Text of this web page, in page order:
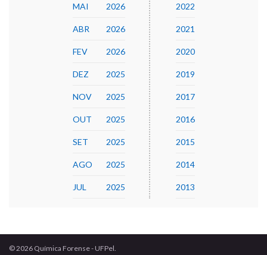
MAI 2026
ABR 2026
FEV 2026
DEZ 2025
NOV 2025
OUT 2025
SET 2025
AGO 2025
JUL 2025
2022
2021
2020
2019
2017
2016
2015
2014
2013
© 2026 Química Forense - UFPel.